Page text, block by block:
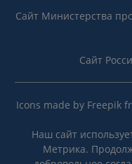
Сайт Министерства
Сайт
Icons made by Freepik
Наш сайт
Метрика.